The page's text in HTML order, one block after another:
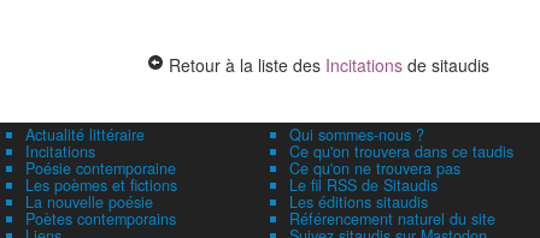
Retour à la liste des Incitations de sitaudis
Actualité littéraire
Incitations
Poésie contemporaine
Les poèmes et fictions
La nouvelle poésie
Poètes contemporains
Qui sommes-nous ?
Ce qu'on trouvera dans ce taudis
Ce qu'on ne trouvera pas
Le fil RSS de Sitaudis
Les éditions sitaudis
Référencement naturel du site